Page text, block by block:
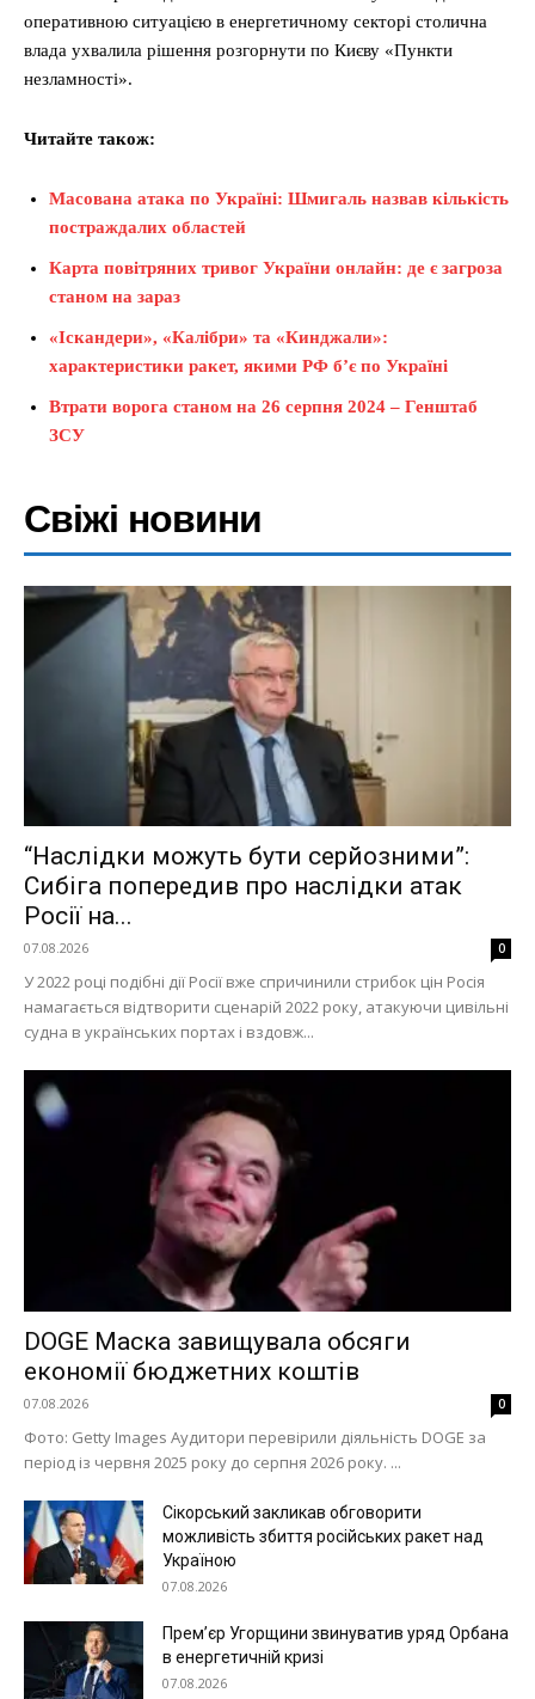
Меню
Київ
оперативною ситуацією в енергетичному секторі столична
влада ухвалила рішення розгорнути по Києву «Пункти
незламності».
Читайте також:
Масована атака по Україні: Шмигаль назвав кількість
постраждалих областей
Карта повітряних тривог України онлайн: де є загроза
станом на зараз
«Іскандери», «Калібри» та «Кинджали»:
характеристики ракет, якими РФ б’є по Україні
Втрати ворога станом на 26 серпня 2024 – Генштаб
ЗСУ
Свіжі новини
“Наслідки можуть бути серйозними”:
Сибіга попередив про наслідки атак
Росії на...
07.08.2026 0
У 2022 році подібні дії Росії вже спричинили стрибок цін Росія
намагається відтворити сценарій 2022 року, атакуючи цивільні
судна в українських портах і вздовж...
DOGE Маска завищувала обсяги
економії бюджетних коштів
07.08.2026 0
Фото: Getty Images Аудитори перевірили діяльність DOGE за
період із червня 2025 року до серпня 2026 року. ...
Сікорський закликав обговорити
можливість збиття російських ракет над
Україною
07.08.2026
Прем’єр Угорщини звинуватив уряд Орбана
в енергетичній кризі
07.08.2026